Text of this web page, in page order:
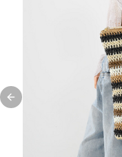
Previous slide